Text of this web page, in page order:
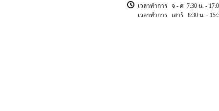
เวลาทำการ จ - ศ 7:30 น. -
เวลาทำการ เสาร์ 8:30 น. -